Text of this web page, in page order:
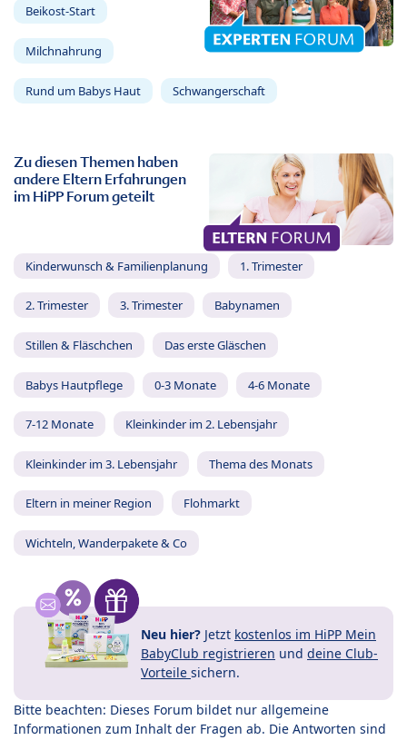
Beikost-Start
Milchnahrung
Rund um Babys Haut Schwangerschaft
Zu diesen Themen haben
andere Eltern Erfahrungen
im HiPP Forum geteilt
Kinderwunsch & Familienplanung 1. Trimester
2. Trimester 3. Trimester Babynamen
Stillen & Fläschchen Das erste Gläschen
Babys Hautpflege 0-3 Monate 4-6 Monate
7-12 Monate Kleinkinder im 2. Lebensjahr
Kleinkinder im 3. Lebensjahr Thema des Monats
Eltern in meiner Region Flohmarkt
Wichteln, Wanderpakete & Co
Neu hier? Jetzt kostenlos im HiPP Mein
BabyClub registrieren und deine Club-
Vorteile sichern.
Bitte beachten: Dieses Forum bildet nur allgemeine
Informationen zum Inhalt der Fragen ab. Die Antworten sind